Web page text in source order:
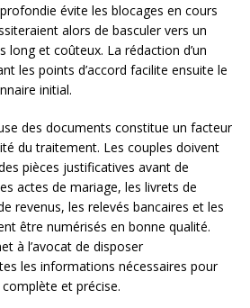
évite les blocages en cours
alors de basculer vers un
long et coûteux. La rédaction d’un
les points d’accord facilite ensuite le
initial.
des documents constitue un facteur
du traitement. Les couples doivent
pièces justificatives avant de
actes de mariage, les livrets de
revenus, les relevés bancaires et les
être numérisés en bonne qualité.
à l’avocat de disposer
les informations nécessaires pour
et précise.